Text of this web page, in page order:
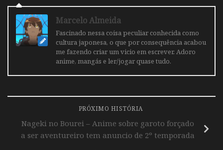
Marcelo Almeida
Fascinado nessa coisa peculiar conhecida como
cultura japonesa, o que por consequência acabou
me fazendo criar um vicio em escrever. Adoro
anime, mangás e ler/jogar quase tudo.
PRÓXIMO HISTÓRIA
Nageki no Bourei – Anime sobre garoto forçado
a ser aventureiro tem anuncio de 2º temporada